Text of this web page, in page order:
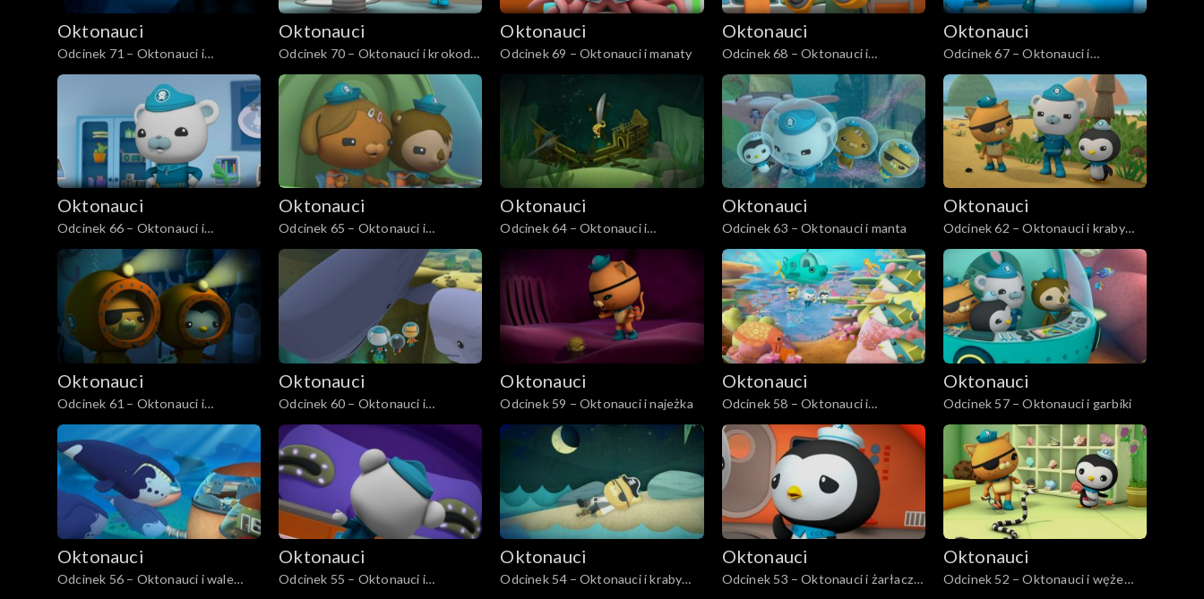
Oktonauci
Odcinek 71 – Oktonauci i
papugoryba garbogłowa
Oktonauci
Odcinek 70 – Oktonauci i krokodyl
różańcowy
Oktonauci
Odcinek 69 – Oktonauci i manaty
Oktonauci
Odcinek 68 – Oktonauci i
pławikoniki australijskie
Oktonauci
Odcinek 67 – Oktonauci i
skrzydlice
Oktonauci
Odcinek 66 – Oktonauci i
ośmiornica mimiczna
Oktonauci
Odcinek 65 – Oktonauci i
rogatnica
Oktonauci
Odcinek 64 – Oktonauci i
waleczne mieczniki
Oktonauci
Odcinek 63 – Oktonauci i manta
Oktonauci
Odcinek 62 – Oktonauci i kraby
skrzypki
Oktonauci
Odcinek 61 – Oktonauci i
kalmarownik długoramienny
Oktonauci
Odcinek 60 – Oktonauci i
wystraszony kaszalot
Oktonauci
Odcinek 59 – Oktonauci i najeżka
Oktonauci
Odcinek 58 – Oktonauci i
opistognathus
Oktonauci
Odcinek 57 – Oktonauci i garbiki
Oktonauci
Odcinek 56 – Oktonauci i wale
Oktonauci
Odcinek 55 – Oktonauci i
Oktonauci
Odcinek 54 – Oktonauci i kraby
Oktonauci
Odcinek 53 – Oktonauci i żarłacz
Oktonauci
Odcinek 52 – Oktonauci i węże